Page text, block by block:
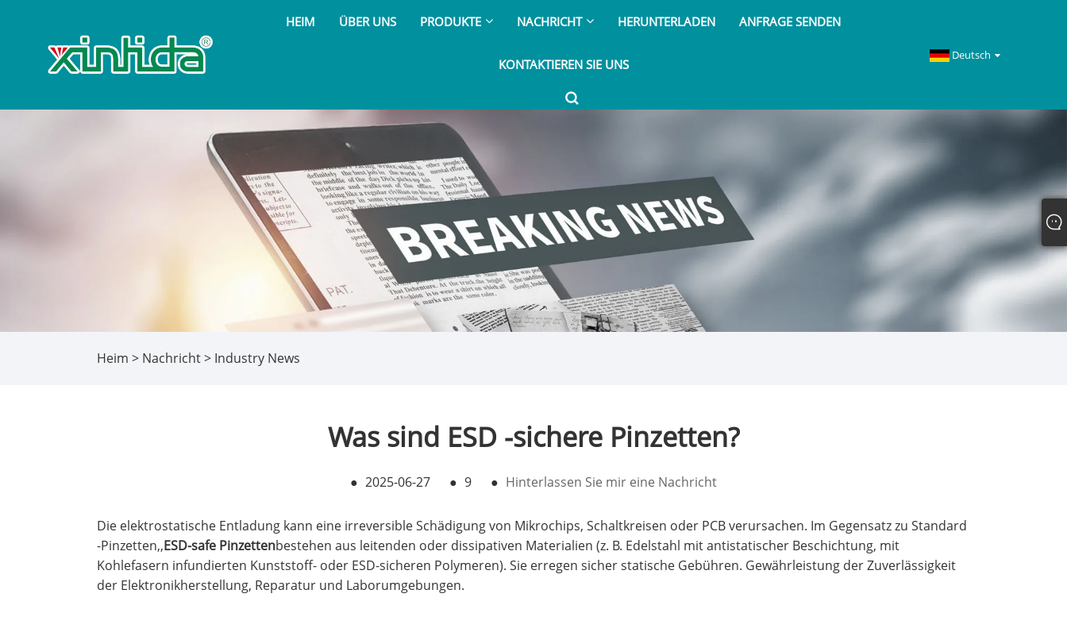
HEIM ÜBER UNS PRODUKTE NACHRICHT HERUNTERLADEN ANFRAGE SENDEN
KONTAKTIEREN SIE UNS
Deutsch
Heim > Nachricht> Industry News
Was sind ESD -sichere Pinzetten?
● 2025-06-27 ● 9 ● Hinterlassen Sie mir eine Nachricht
Die elektrostatische Entladung kann eine irreversible Schädigung von Mikrochips, Schaltkreisen oder PCB verursachen. Im Gegensatz zu Standard
-Pinzetten,,ESD-safe Pinzettenbestehen aus leitenden oder dissipativen Materialien (z. B. Edelstahl mit antistatischer Beschichtung, mit
Kohlefasern infundierten Kunststoff- oder ESD-sicheren Polymeren). Sie erregen sicher statische Gebühren. Gewährleistung der Zuverlässigkeit
der Elektronikherstellung, Reparatur und Laborumgebungen.